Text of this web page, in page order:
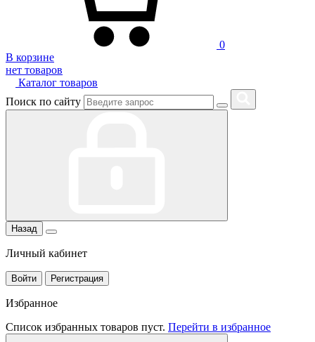
0
В корзине
нет товаров
Каталог товаров
Поиск по сайту
Назад
Личный кабинет
Войти Регистрация
Избранное
Список избранных товаров пуст. Перейти в избранное